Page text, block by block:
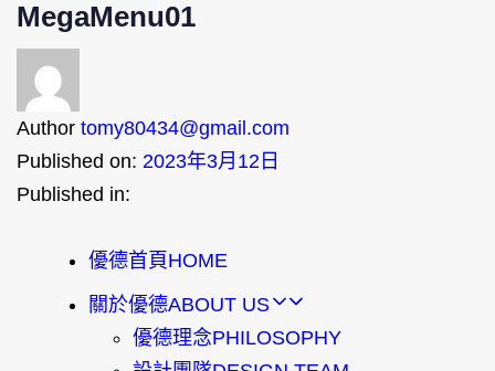
MegaMenu01
Author tomy80434@gmail.com
Published on: 2023年3月12日
Published in:
優德首頁HOME
關於優德ABOUT US
優德理念PHILOSOPHY